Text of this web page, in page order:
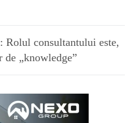
Rolul consultantului este,
„knowledge”